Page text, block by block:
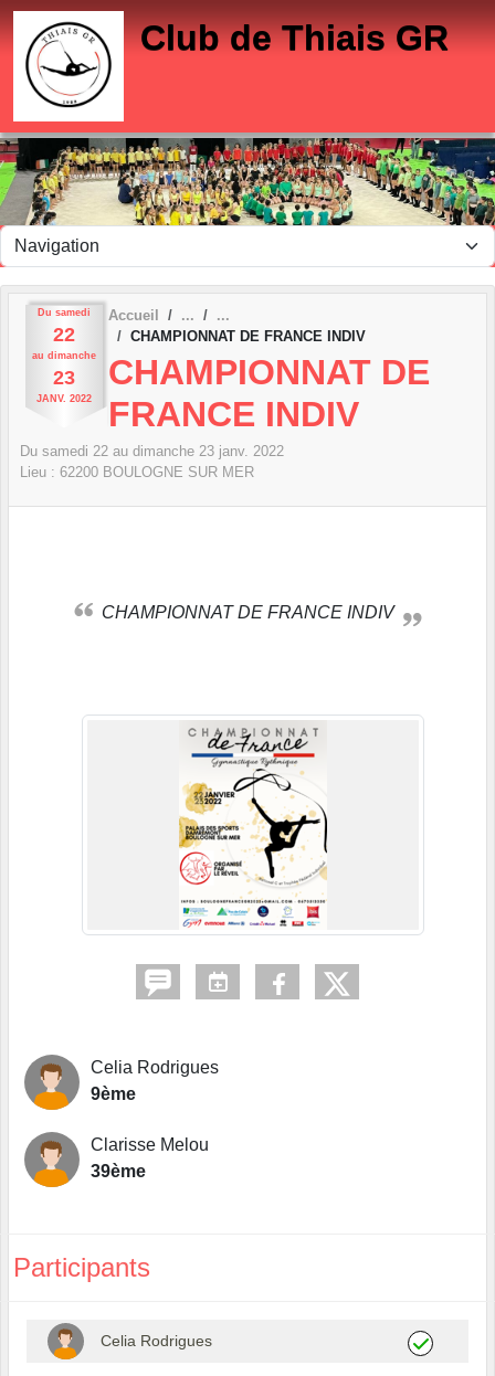
Club de Thiais GR
Du samedi
22
au dimanche
23
JANV. 2022
Accueil
CHAMPIONNAT DE FRANCE INDIV
CHAMPIONNAT DE
FRANCE INDIV
Du samedi 22 au dimanche 23 janv. 2022
Lieu : 62200 BOULOGNE SUR MER
CHAMPIONNAT DE FRANCE INDIV
Celia Rodrigues
9ème
Clarisse Melou
39ème
Participants
Celia Rodrigues
Panneau de gestion des cookies